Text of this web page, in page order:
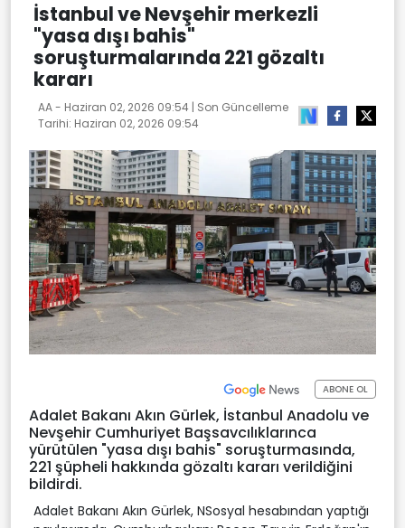
İstanbul ve Nevşehir merkezli
"yasa dışı bahis"
soruşturmalarında 221 gözaltı
kararı
AA - Haziran 02, 2026 09:54 | Son Güncelleme
Tarihi: Haziran 02, 2026 09:54
ABONE OL
Adalet Bakanı Akın Gürlek, İstanbul Anadolu ve
Nevşehir Cumhuriyet Başsavcılıklarınca
yürütülen "yasa dışı bahis" soruşturmasında,
221 şüpheli hakkında gözaltı kararı verildiğini
bildirdi.
Adalet Bakanı Akın Gürlek, NSosyal hesabından yaptığı